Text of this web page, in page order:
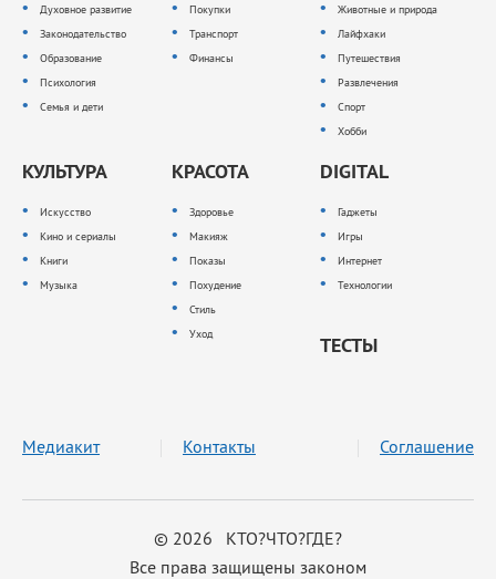
Духовное развитие
Законодательство
Образование
Психология
Семья и дети
Покупки
Транспорт
Финансы
Животные и природа
Лайфхаки
Путешествия
Развлечения
Спорт
Хобби
КУЛЬТУРА
Искусство
Кино и сериалы
Книги
Музыка
КРАСОТА
Здоровье
Макияж
Показы
Похудение
Стиль
Уход
DIGITAL
Гаджеты
Игры
Интернет
Технологии
ТЕСТЫ
© 2026 КТО?ЧТО?ГДЕ?
Все права защищены законом
Медиакит Контакты Соглашение